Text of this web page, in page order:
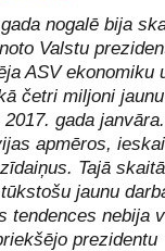
nogalē bija
Valstu
ASV ekonomiku
četri miljoni jaunu
gada
apmēros,
Tajā
jaunu
tendences nebija
prezidentu